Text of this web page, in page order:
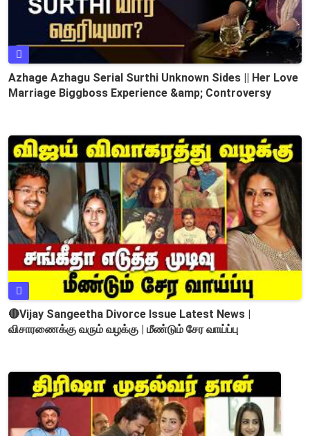
Azhage Azhagu Serial Surthi Unknown Sides || Her Love
Marriage Biggboss Experience &amp; Controversy
🔴Vijay Sangeetha Divorce Issue Latest News |
விசாரணைக்கு வரும் வழக்கு | மீண்டும் சேர வாய்ப்பு